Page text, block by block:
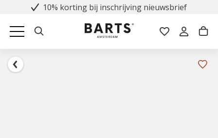
10% korting bij inschrijving nieuwsbrief